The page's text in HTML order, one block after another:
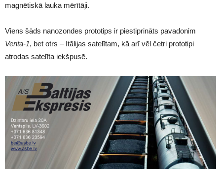
magnētiskā lauka mērītāji.
Viens šāds nanozondes prototips ir piestiprināts pavadonim
Venta-1, bet otrs – Itālijas satelītam, kā arī vēl četri prototipi
atrodas satelīta iekšpusē.